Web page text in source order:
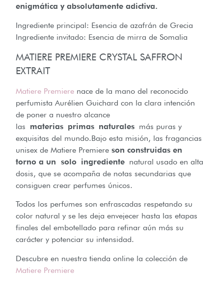
enigmática y absolutamente adictiva.
Ingrediente principal: Esencia de azafrán de Grecia
Ingrediente invitado: Esencia de mirra de Somalia
MATIERE PREMIERE CRYSTAL SAFFRON
EXTRAIT
Matiere Premiere nace de la mano del reconocido
perfumista Aurélien Guichard con la clara intención
de poner a nuestro alcance
las materias primas naturales más puras y
exquisitas del mundo.Bajo esta misión, las fragancias
unisex de Matiere Premiere son construidas en
torno a un solo ingrediente natural usado en alta
dosis, que se acompaña de notas secundarias que
consiguen crear perfumes únicos.
Todos los perfumes son enfrascadas respetando su
color natural y se les deja envejecer hasta las etapas
finales del embotellado para refinar aún más su
carácter y potenciar su intensidad.
Descubre en nuestra tienda online la colección de
Matiere Premiere